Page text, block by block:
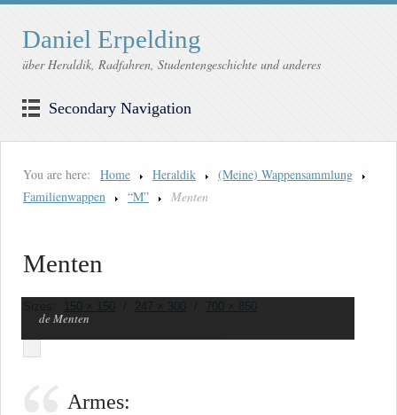
Daniel Erpelding
über Heraldik, Radfahren, Studentengeschichte und anderes
Secondary Navigation
You are here: Home Heraldik
(Meine) Wappensammlung
Familienwappen
“M” Menten
Menten
150 × 150 247 × 300 700 × 850
de Menten
Armes: